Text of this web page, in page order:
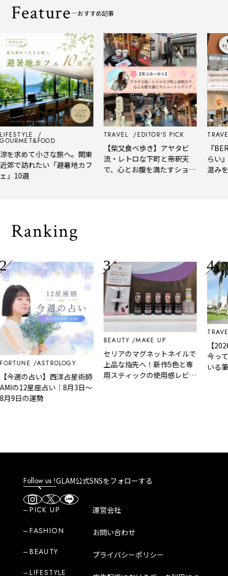
Feature おすすめ記事
を求めて小さな旅へ。関東
郊で訪れたい「避暑地カフ
」10選
TRAVEL EDITOR'S PICK
【柴又食べ歩き】アヤタビ
流・レトロな下町と帝釈天
で、心とお腹を満たすショー
『
らい
混み
Ranking
ASTROLOGY
今週の占い】西洋占星術師
の12星座占い｜8月3日～
9日の運勢
BEAUTY MAKE UP
セリアのマグネットネイルで
上品な指先へ！新作5色と専
用スティックの使用感レビュ
【
今っ
いる
Follow us !GLAM公式SNSをフォローする
PICK UP
FASHION
BEAUTY
LIFESTYLE
運営会社
お問い合わせ
プライバシーポリシー